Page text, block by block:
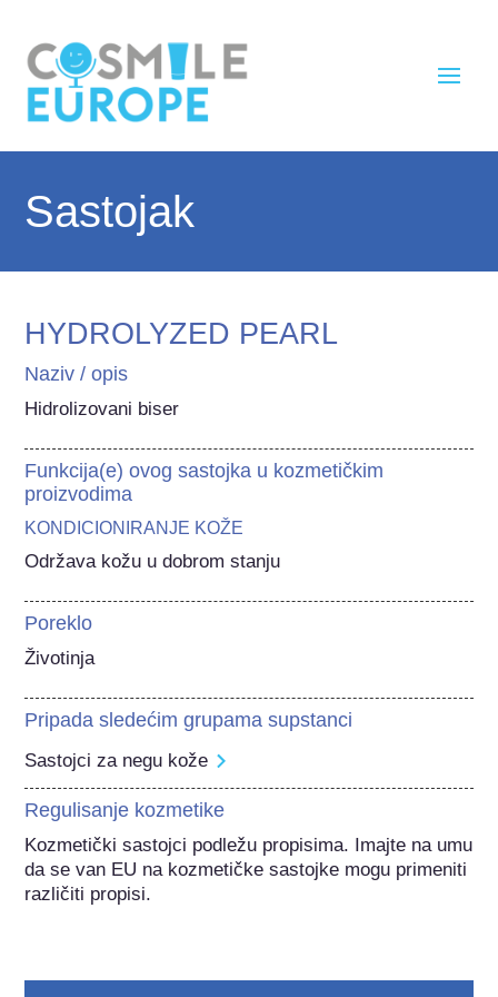
Sastojak
HYDROLYZED PEARL
Naziv / opis
Hidrolizovani biser
Funkcija(e) ovog sastojka u kozmetičkim
proizvodima
KONDICIONIRANJE KOŽE
Održava kožu u dobrom stanju
Poreklo
Životinja
Pripada sledećim grupama supstanci
Sastojci za negu kože
Regulisanje kozmetike
Kozmetički sastojci podležu propisima. Imajte na umu
da se van EU na kozmetičke sastojke mogu primeniti
različiti propisi.